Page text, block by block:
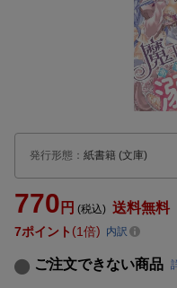
発行形態 ： 紙書籍 (文庫)
770 円 (税込) 送料無料
7ポイント 1倍 内訳
ご注文できない商品